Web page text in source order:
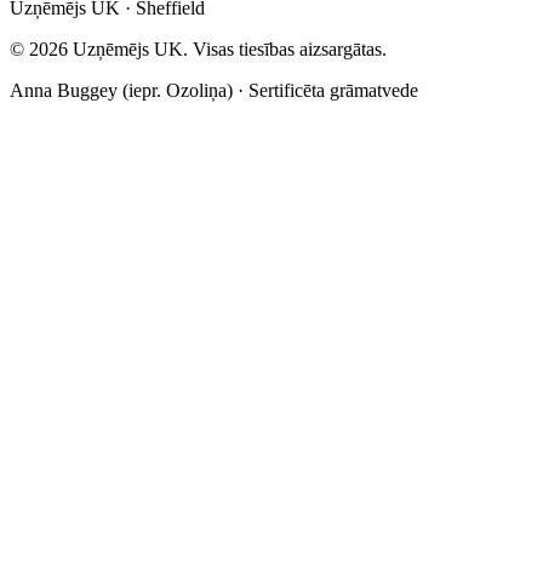
Uzņēmējs UK · Sheffield
© 2026 Uzņēmējs UK. Visas tiesības aizsargātas.
Anna Buggey (iepr. Ozoliņa) · Sertificēta grāmatvede